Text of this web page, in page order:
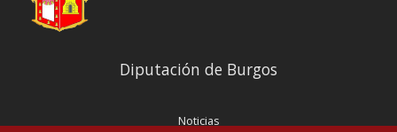
Diputación de Burgos
Noticias